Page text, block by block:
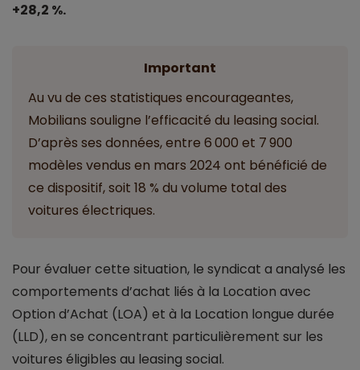
+28,2 %.
Important
Au vu de ces statistiques encourageantes,
Mobilians souligne l’efficacité du leasing social.
D’après ses données, entre 6 000 et 7 900
modèles vendus en mars 2024 ont bénéficié de
ce dispositif, soit 18 % du volume total des
voitures électriques.
Pour évaluer cette situation, le syndicat a analysé les
comportements d’achat liés à la Location avec
Option d’Achat (LOA) et à la Location longue durée
(LLD), en se concentrant particulièrement sur les
voitures éligibles au leasing social.